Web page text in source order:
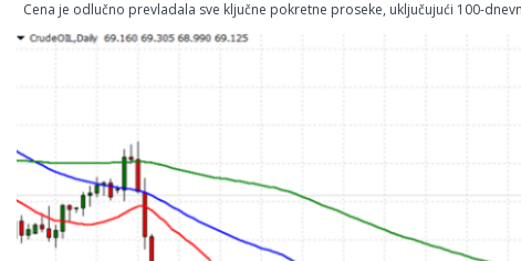
Cena je odlučno prevladala sve ključne pokretne proseke, uključujući 100-